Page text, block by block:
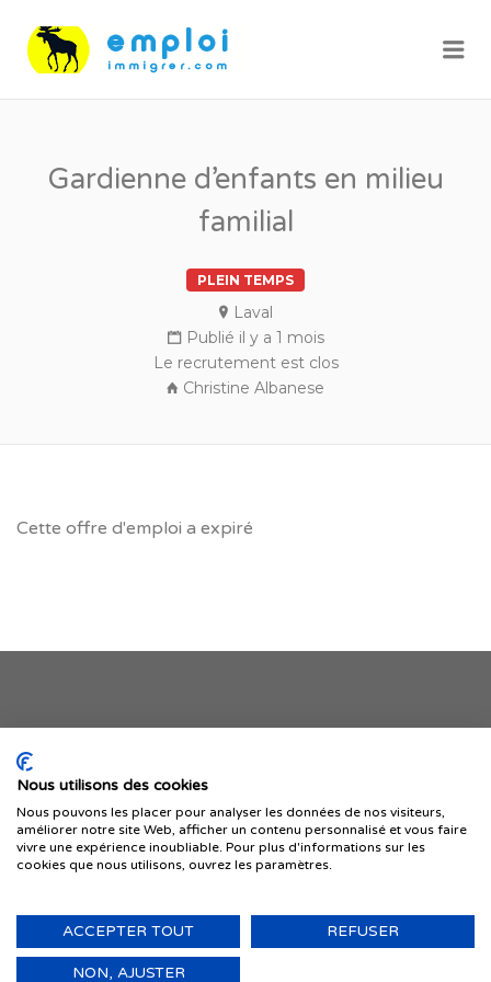
Gardienne d’enfants en milieu
familial
PLEIN TEMPS
Laval
Publié il y a 1 mois
Le recrutement est clos
Christine Albanese
Cette offre d'emploi a expiré
Je publie mon offre
© 1999-2026 IMMIGRER.COM INC. — TOUS DROITS RÉSERVÉS
Nous utilisons des cookies
Nous pouvons les placer pour analyser les données de nos visiteurs,
améliorer notre site Web, afficher un contenu personnalisé et vous faire
vivre une expérience inoubliable. Pour plus d'informations sur les
cookies que nous utilisons, ouvrez les paramètres.
ACCEPTER TOUT REFUSER
NON, AJUSTER